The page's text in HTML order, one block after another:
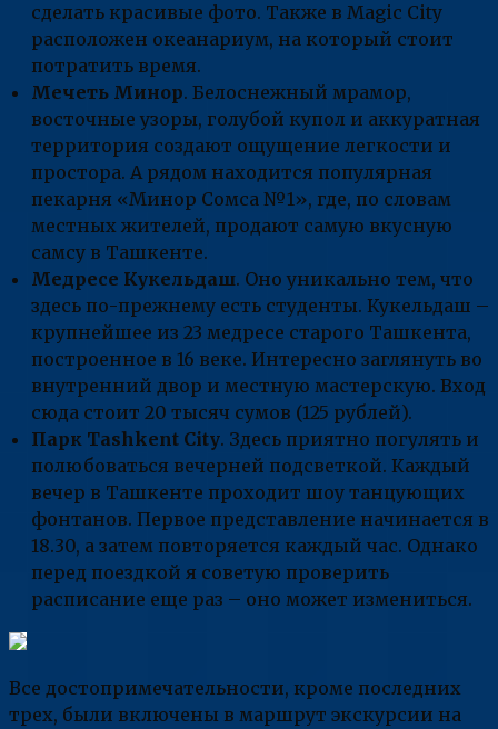
сделать красивые фото. Также в Magic City
расположен океанариум, на который стоит
потратить время.
Мечеть Минор. Белоснежный мрамор,
восточные узоры, голубой купол и аккуратная
территория создают ощущение легкости и
простора. А рядом находится популярная
пекарня «Минор Сомса №1», где, по словам
местных жителей, продают самую вкусную
самсу в Ташкенте.
Медресе Кукельдаш. Оно уникально тем, что
здесь по-прежнему есть студенты. Кукельдаш –
крупнейшее из 23 медресе старого Ташкента,
построенное в 16 веке. Интересно заглянуть во
внутренний двор и местную мастерскую. Вход
сюда стоит 20 тысяч сумов (125 рублей).
Парк Tashkent City. Здесь приятно погулять и
полюбоваться вечерней подсветкой. Каждый
вечер в Ташкенте проходит шоу танцующих
фонтанов. Первое представление начинается в
18.30, а затем повторяется каждый час. Однако
перед поездкой я советую проверить
расписание еще раз – оно может измениться.
Все достопримечательности, кроме последних
трех, были включены в маршрут экскурсии на